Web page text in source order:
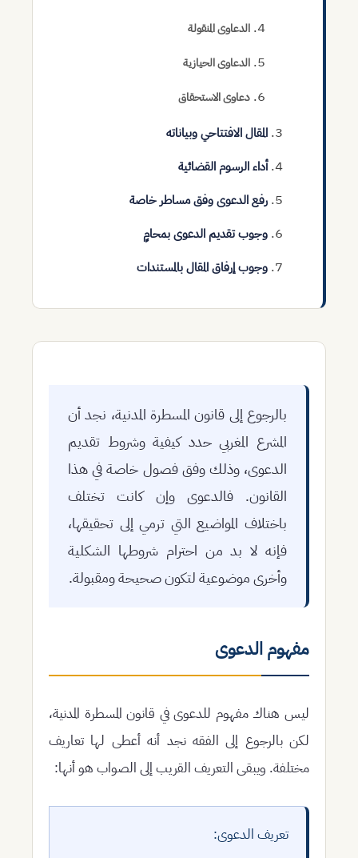
الدعاوى المنقولة
الدعاوى الحيازية
دعاوى الاستحقاق
المقال الافتتاحي وبياناته
أداء الرسوم القضائية
رفع الدعوى وفق مساطر خاصة
وجوب تقديم الدعوى بمحامٍ
وجوب إرفاق المقال بالمستندات
بالرجوع إلى قانون المسطرة المدنية، نجد أن
المشرع المغربي حدد كيفية وشروط تقديم
الدعوى، وذلك وفق فصول خاصة في هذا
القانون. فالدعوى وإن كانت تختلف
باختلاف المواضيع التي ترمي إلى تحقيقها،
فإنه لا بد من احترام شروطها الشكلية
وأخرى موضوعية لتكون صحيحة ومقبولة.
مفهوم الدعوى
ليس هناك مفهوم للدعوى في قانون المسطرة المدنية،
لكن بالرجوع إلى الفقه نجد أنه أعطى لها تعاريف
مختلفة. ويبقى التعريف القريب إلى الصواب هو أنها:
تعريف الدعوى: